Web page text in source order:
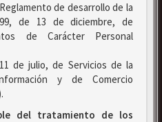
de desarrollo de la
de 13 de diciembre, de
de Carácter Personal
de julio, de Servicios de la
y de Comercio
del tratamiento de los